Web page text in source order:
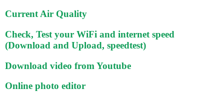
Current Air Quality
Check, Test your WiFi and internet speed
(Download and Upload, speedtest)
Download video from Youtube
Online photo editor